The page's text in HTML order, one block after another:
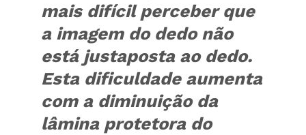
mais difícil perceber que
a imagem do dedo não
está justaposta ao dedo.
Esta dificuldade aumenta
com a diminuição da
lâmina protetora do